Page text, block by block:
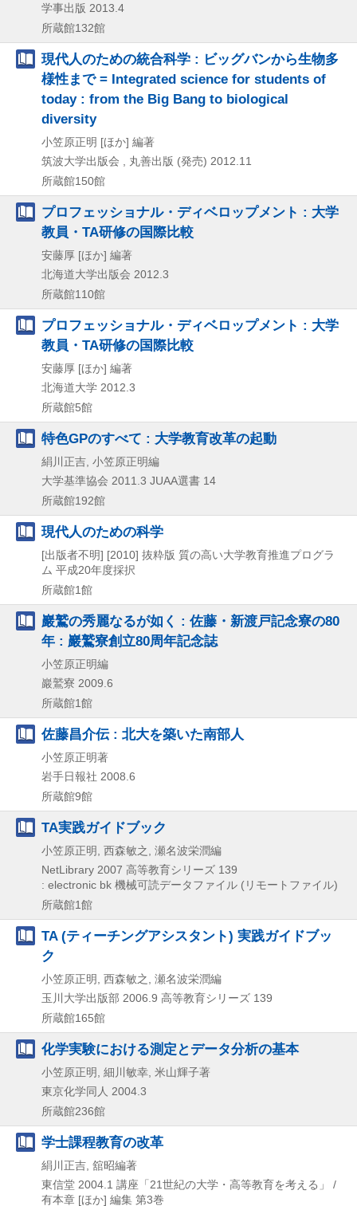
学事出版 2013.4
所蔵館132館
現代人のための統合科学 : ビッグバンから生物多
様性まで = Integrated science for students of
today : from the Big Bang to biological
diversity
小笠原正明 [ほか] 編著
筑波大学出版会 , 丸善出版 (発売) 2012.11
所蔵館150館
プロフェッショナル・ディベロップメント : 大学
教員・TA研修の国際比較
安藤厚 [ほか] 編著
北海道大学出版会 2012.3
所蔵館110館
プロフェッショナル・ディベロップメント : 大学
教員・TA研修の国際比較
安藤厚 [ほか] 編著
北海道大学 2012.3
所蔵館5館
特色GPのすべて : 大学教育改革の起動
絹川正吉, 小笠原正明編
大学基準協会 2011.3 JUAA選書 14
所蔵館192館
現代人のための科学
[出版者不明] [2010] 抜粋版 質の高い大学教育推進プログラ
ム 平成20年度採択
所蔵館1館
巖鷲の秀麗なるが如く : 佐藤・新渡戸記念寮の80
年 : 巖鷲寮創立80周年記念誌
小笠原正明編
巖鷲寮 2009.6
所蔵館1館
佐藤昌介伝 : 北大を築いた南部人
小笠原正明著
岩手日報社 2008.6
所蔵館9館
TA実践ガイドブック
小笠原正明, 西森敏之, 瀬名波栄潤編
NetLibrary 2007 高等教育シリーズ 139
: electronic bk 機械可読データファイル (リモートファイル)
所蔵館1館
TA (ティーチングアシスタント) 実践ガイドブッ
ク
小笠原正明, 西森敏之, 瀬名波栄潤編
玉川大学出版部 2006.9 高等教育シリーズ 139
所蔵館165館
化学実験における測定とデータ分析の基本
小笠原正明, 細川敏幸, 米山輝子著
東京化学同人 2004.3
所蔵館236館
学士課程教育の改革
絹川正吉, 舘昭編著
東信堂 2004.1 講座「21世紀の大学・高等教育を考える」 /
有本章 [ほか] 編集 第3巻